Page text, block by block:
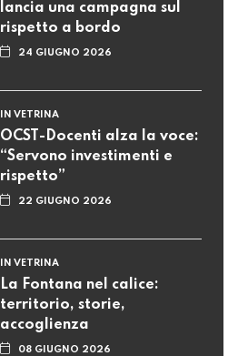
lancia una campagna sul
rispetto a bordo
24 GIUGNO 2026
IN VETRINA
OCST-Docenti alza la voce:
“Servono investimenti e
rispetto”
22 GIUGNO 2026
IN VETRINA
La Fontana nel calice:
territorio, storie,
accoglienza
08 GIUGNO 2026